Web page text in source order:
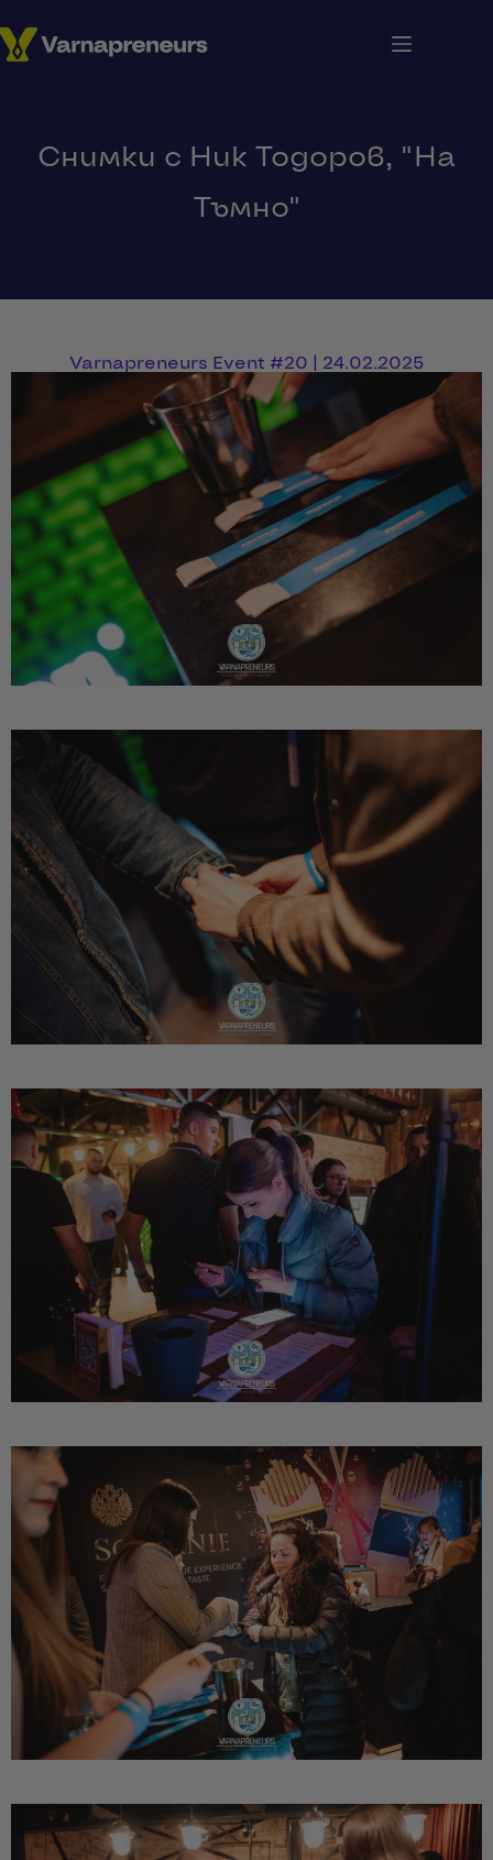
Снимки с Ник Тодоров, "На
Тъмно"
Varnapreneurs Event #20 | 24.02.2025